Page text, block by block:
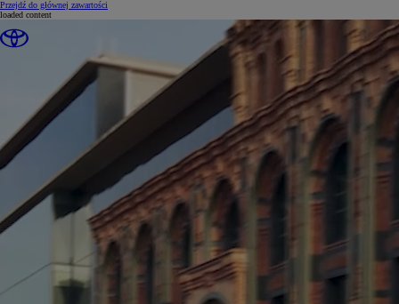
Przejdź do głównej zawartości
loaded content